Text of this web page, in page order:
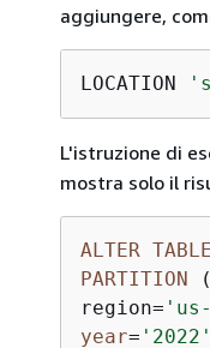
aggiungere,
LOCATION
L'istruzione di
mostra solo il
ALTER TABLE
PARTITION
region=
year= '2022'